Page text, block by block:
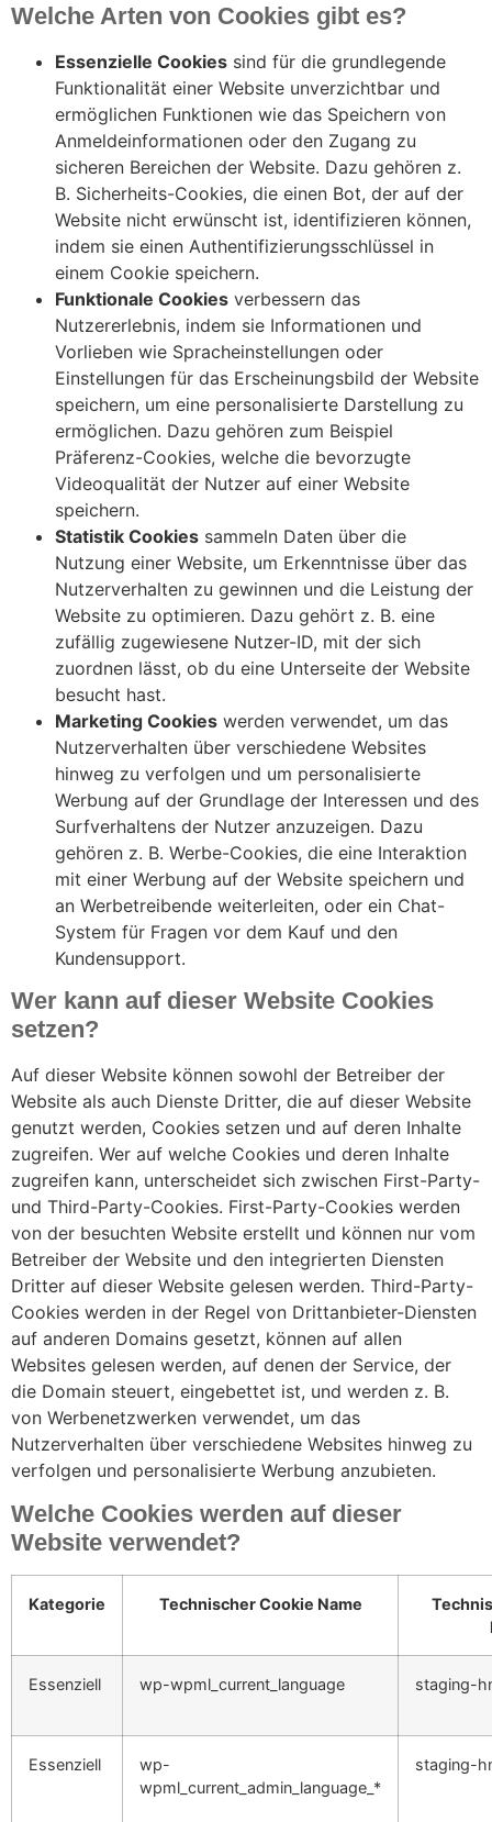
Welche Arten von Cookies gibt es?
Essenzielle Cookies sind für die grundlegende
Funktionalität einer Website unverzichtbar und
ermöglichen Funktionen wie das Speichern von
Anmeldeinformationen oder den Zugang zu
sicheren Bereichen der Website. Dazu gehören z.
B. Sicherheits-Cookies, die einen Bot, der auf der
Website nicht erwünscht ist, identifizieren können,
indem sie einen Authentifizierungsschlüssel in
einem Cookie speichern.
Funktionale Cookies verbessern das
Nutzererlebnis, indem sie Informationen und
Vorlieben wie Spracheinstellungen oder
Einstellungen für das Erscheinungsbild der Website
speichern, um eine personalisierte Darstellung zu
ermöglichen. Dazu gehören zum Beispiel
Präferenz-Cookies, welche die bevorzugte
Videoqualität der Nutzer auf einer Website
speichern.
Statistik Cookies sammeln Daten über die
Nutzung einer Website, um Erkenntnisse über das
Nutzerverhalten zu gewinnen und die Leistung der
Website zu optimieren. Dazu gehört z. B. eine
zufällig zugewiesene Nutzer-ID, mit der sich
zuordnen lässt, ob du eine Unterseite der Website
besucht hast.
Marketing Cookies werden verwendet, um das
Nutzerverhalten über verschiedene Websites
hinweg zu verfolgen und um personalisierte
Werbung auf der Grundlage der Interessen und des
Surfverhaltens der Nutzer anzuzeigen. Dazu
gehören z. B. Werbe-Cookies, die eine Interaktion
mit einer Werbung auf der Website speichern und
an Werbetreibende weiterleiten, oder ein Chat-
System für Fragen vor dem Kauf und den
Kundensupport.
Wer kann auf dieser Website Cookies
setzen?
Auf dieser Website können sowohl der Betreiber der
Website als auch Dienste Dritter, die auf dieser Website
genutzt werden, Cookies setzen und auf deren Inhalte
zugreifen. Wer auf welche Cookies und deren Inhalte
zugreifen kann, unterscheidet sich zwischen First-Party-
und Third-Party-Cookies. First-Party-Cookies werden
von der besuchten Website erstellt und können nur vom
Betreiber der Website und den integrierten Diensten
Dritter auf dieser Website gelesen werden. Third-Party-
Cookies werden in der Regel von Drittanbieter-Diensten
auf anderen Domains gesetzt, können auf allen
Websites gelesen werden, auf denen der Service, der
die Domain steuert, eingebettet ist, und werden z. B.
von Werbenetzwerken verwendet, um das
Nutzerverhalten über verschiedene Websites hinweg zu
verfolgen und personalisierte Werbung anzubieten.
Welche Cookies werden auf dieser
Website verwendet?
Kategorie Technischer Cookie Name
Essenziell wp-wpml_current_language staging-
Essenziell
wp-
wpml_current_admin_language_*
staging-